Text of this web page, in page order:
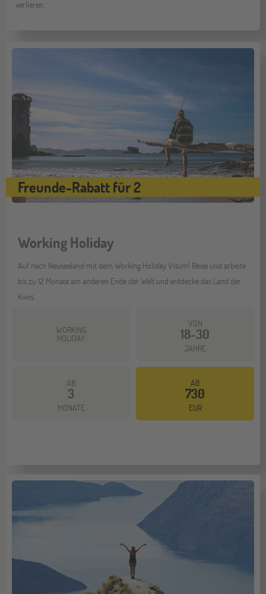
verlieren.
Freunde-Rabatt für 2
Working Holiday
Auf nach Neuseeland mit dem Working Holiday Visum! Reise und arbeite
bis zu 12 Monate am anderen Ende der Welt und entdecke das Land der
Kiwis.
WORKING
HOLIDAY
VON
18-30
JAHRE
AB
3
MONATE
AB
730
EUR